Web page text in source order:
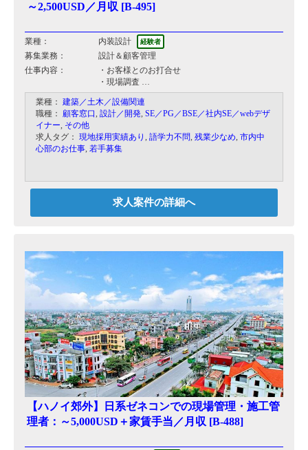
～2,500USD／月収 [B-495]
業種： 内装設計 経験者
募集業務：
設計＆顧客管理
仕事内容：
・お客様とのお打合せ
・現場調査
・レイアウト、図面、プレゼンテーション資料の
作成
・設計業務
・契約締結
・現場確認
業種： 建築／土木／設備関連
職種： 顧客窓口, 設計／開発, SE／PG／BSE／社内SE／webデザ
イナー, その他
求人タグ： 現地採用実績あり , 語学力不問, 残業少なめ, 市内中
心部のお仕事, 若手募集
求人案件の詳細へ
【ハノイ郊外】日系ゼネコンでの現場管理・施工管
理者：～5,000USD＋家賃手当／月収 [B-488]